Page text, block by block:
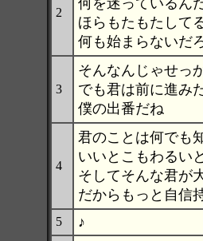
2
何を迷っているん
ほらもたもたして
何も始まらないだ
3
そんなんじゃせっ
でも君は前に進み
僕の出番だね
4
君のことは何でも
いいとこもわるい
そしてそんな君が
だからもっと自信
5 ♪